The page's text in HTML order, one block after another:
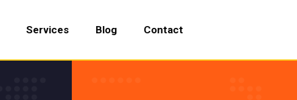
Services Blog Contact